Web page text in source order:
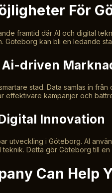
För
framtid där AI och digital
Göteborg kan bli en ledande
Ai-driven
stad. Data samlas in
effektivare kampanjer och
Innovation
utveckling i Göteborg. AI
Detta gör Göteborg till
Can